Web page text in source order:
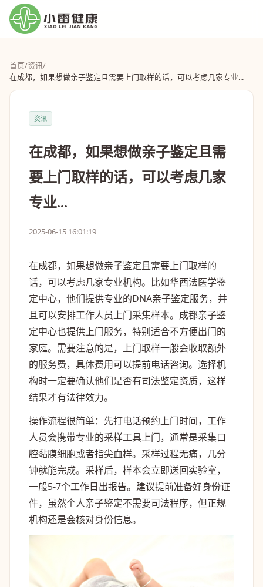
首页/资讯/
在成都，如果想做亲子鉴定且需要上门取样的话，可以考虑几家专业...
资讯
在成都，如果想做亲子鉴定且需
要上门取样的话，可以考虑几家
专业...
2025-06-15 16:01:19
在成都，如果想做亲子鉴定且需要上门取样的
话，可以考虑几家专业机构。比如华西法医学鉴
定中心，他们提供专业的DNA亲子鉴定服务，并
且可以安排工作人员上门采集样本。成都亲子鉴
定中心也提供上门服务，特别适合不方便出门的
家庭。需要注意的是，上门取样一般会收取额外
的服务费，具体费用可以提前电话咨询。选择机
构时一定要确认他们是否有司法鉴定资质，这样
结果才有法律效力。
操作流程很简单：先打电话预约上门时间，工作
人员会携带专业的采样工具上门，通常是采集口
腔黏膜细胞或者指尖血样。采样过程无痛，几分
钟就能完成。采样后，样本会立即送回实验室，
一般5-7个工作日出报告。建议提前准备好身份证
件，虽然个人亲子鉴定不需要司法程序，但正规
机构还是会核对身份信息。